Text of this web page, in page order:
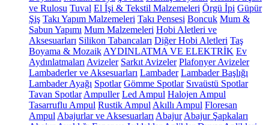
ve Rulosu Tuval El İşi & Tekstil Malzemeleri Örgü İpi Güpür
Şiş Takı Yapım Malzemeleri Takı Pensesi Boncuk Mum &
Sabun Yapımı Mum Malzemeleri Hobi Aletleri ve
Aksesuarları Silikon Tabancaları Diğer Hobi Aletleri Taş
Boyama & Mozaik AYDINLATMA VE ELEKTRİK Ev
Aydınlatmaları Avizeler Sarkıt Avizeler Plafonyer Avizeler
Lambaderler ve Aksesuarları Lambader Lambader Başlığı
Lambader Ayağı Spotlar Gömme Spotlar Sıvaüstü Spotlar
Tavan Spotlar Ampuller Led Ampul Halojen Ampul
Tasarruflu Ampul Rustik Ampul Akıllı Ampul Floresan
Ampul Abajurlar ve Aksesuarları Abajur Abajur Şapkaları